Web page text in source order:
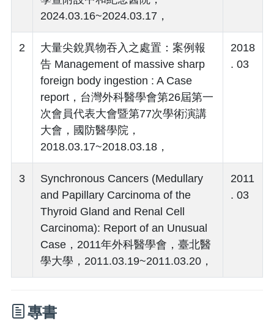
2024.03.16~2024.03.17，
2
大量尖銳異物吞入之處置：案例報
告 Management of massive sharp
foreign body ingestion : A Case
report，台灣外科醫學會第26屆第一
次會員代表大會暨第77次學術演講
大會，國防醫學院，
2018.03.17~2018.03.18，
2018
. 03
3
Synchronous Cancers (Medullary
and Papillary Carcinoma of the
Thyroid Gland and Renal Cell
Carcinoma): Report of an Unusual
Case，2011年外科醫學會，臺北醫
學大學，2011.03.19~2011.03.20，
2011
. 03
專書